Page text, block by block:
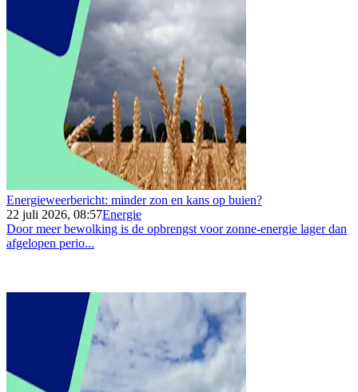
Energieweerbericht: minder zon en kans op buien?
22 juli 2026, 08:57Energie
Door meer bewolking is de opbrengst voor zonne-energie lager dan
afgelopen perio...